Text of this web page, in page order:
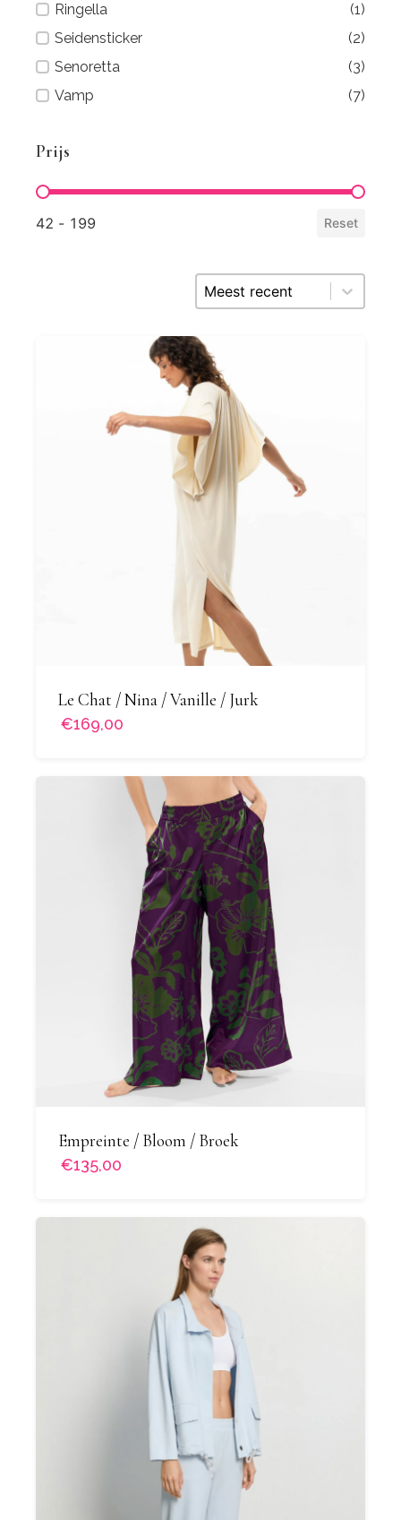
Ringella
(1)
Seidensticker
(2)
Senoretta
(3)
Vamp
(7)
Prijs
Prijs
42 - 199 Reset
Sorting
Sort content
Le Chat / Nina / Vanille / Jurk
€169,00
Empreinte / Bloom / Broek
€135,00